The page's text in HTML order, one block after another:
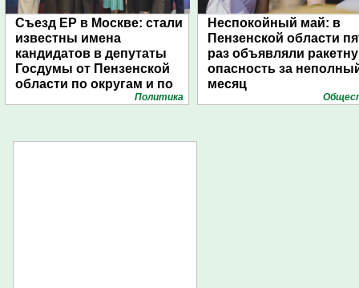
Съезд ЕР в Москве: стали
известны имена
кандидатов в депутаты
Госдумы от Пензенской
области по округам и по
Политика
Неспокойный май: в
Пензенской области
раз объявляли
опасность за
месяц